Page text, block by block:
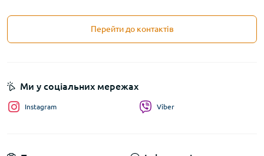
Перейти до контактів
Ми у соціальних мережах
Instagram Viber